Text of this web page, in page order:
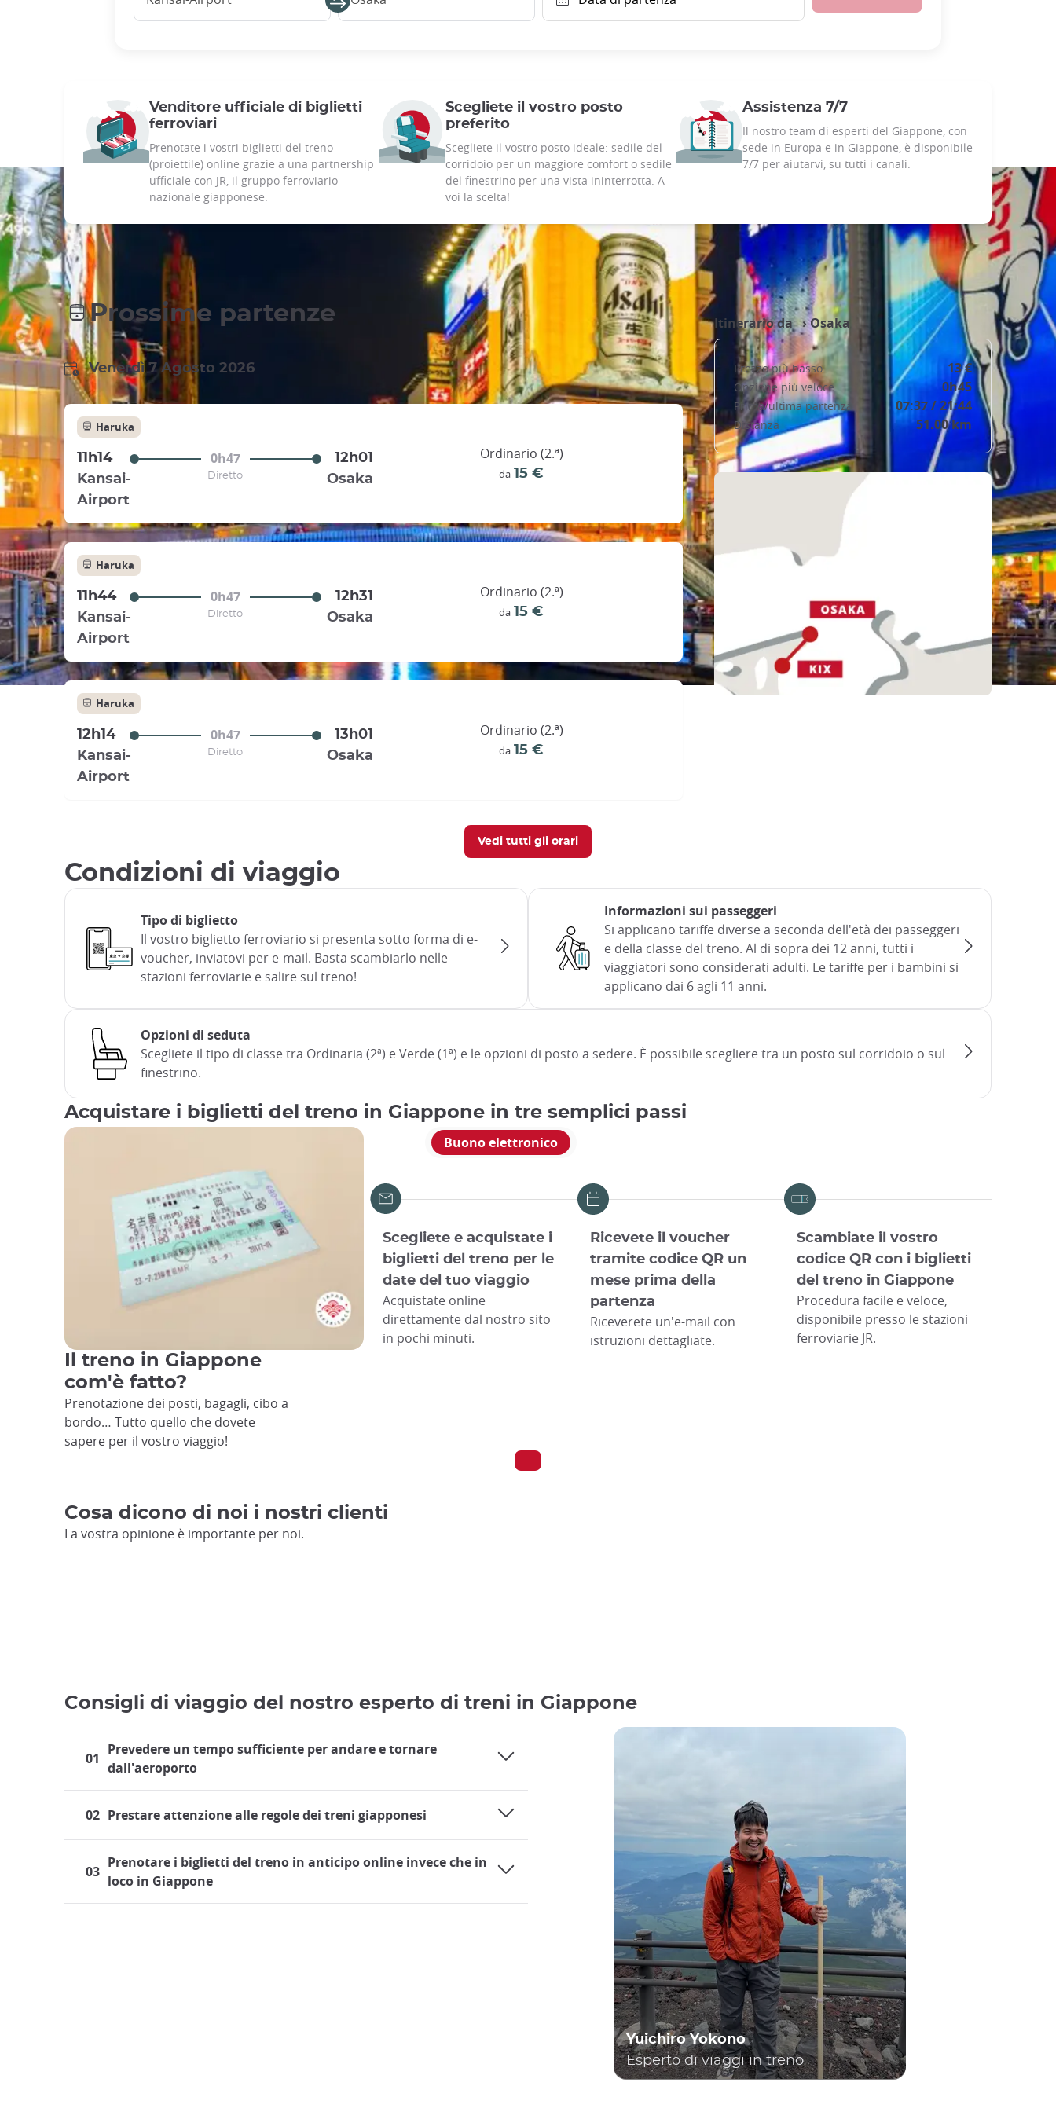
Venditore ufficiale di biglietti
ferroviari
Prenotate i vostri biglietti del treno
(proiettile) online grazie a una partnership
ufficiale con JR, il gruppo ferroviario
nazionale giapponese.
Scegliete il vostro posto
preferito
Scegliete il vostro posto ideale: sedile del
corridoio per un maggiore comfort o sedile
del finestrino per una vista ininterrotta. A
voi la scelta!
Assistenza 7/7
Il nostro team di esperti del Giappone, con
sede in Europa e in Giappone, è disponibile
7/7 per aiutarvi, su tutti i canali.
Prossime partenze
Venerdì 7 Agosto 2026
Haruka
11h14 0h47
12h01
Kansai-
Airport
Diretto Osaka
Ordinario (2.ª)
da 15 €
Haruka
11h44 0h47
12h31
Kansai-
Airport
Diretto Osaka
Ordinario (2.ª)
da 15 €
Haruka
12h14 0h47
13h01
Kansai-
Airport
Diretto Osaka
Ordinario (2.ª)
da 15 €
Itinerario da ›Osaka
Prezzo più basso 13 €
Opzione più veloce 0h45
Prima/ultima partenza 07:37 / 21:44
Distanza 51.00 km
Vedi tutti gli orari
Condizioni di viaggio
Tipo di biglietto
Il vostro biglietto ferroviario si presenta sotto forma di e-
voucher, inviatovi per e-mail. Basta scambiarlo nelle
stazioni ferroviarie e salire sul treno!
Informazioni sui passeggeri
Si applicano tariffe diverse a seconda dell'età dei passeggeri
e della classe del treno. Al di sopra dei 12 anni, tutti i
viaggiatori sono considerati adulti. Le tariffe per i bambini si
applicano dai 6 agli 11 anni.
Opzioni di seduta
Scegliete il tipo di classe tra Ordinaria (2ª) e Verde (1ª) e le opzioni di posto a sedere. È possibile scegliere tra un posto sul corridoio o sul
finestrino.
Acquistare i biglietti del treno in Giappone in tre semplici passi
Buono elettronico
Scegliete e acquistate i
biglietti del treno per le
date del tuo viaggio
Acquistate online
direttamente dal nostro sito
in pochi minuti.
Ricevete il voucher
tramite codice QR un
mese prima della
partenza
Riceverete un'e-mail con
istruzioni dettagliate.
Scambiate il vostro
codice QR con i biglietti
del treno in Giappone
Procedura facile e veloce,
disponibile presso le stazioni
ferroviarie JR.
Il treno in Giappone
com'è fatto?
Prenotazione dei posti, bagagli, cibo a
bordo… Tutto quello che dovete
sapere per il vostro viaggio!
Cosa dicono di noi i nostri clienti
La vostra opinione è importante per noi.
Consigli di viaggio del nostro esperto di treni in Giappone
01
Prevedere un tempo sufficiente per andare e tornare
dall'aeroporto
02 Prestare attenzione alle regole dei treni giapponesi
03
Prenotare i biglietti del treno in anticipo online invece che in
loco in Giappone
Yuichiro Yokono
Esperto di viaggi in treno